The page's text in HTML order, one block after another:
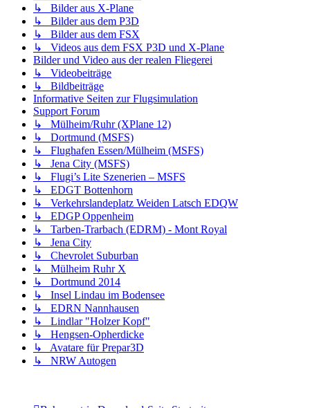
↳ Bilder aus X-Plane
↳ Bilder aus dem P3D
↳ Bilder aus dem FSX
↳ Videos aus dem FSX P3D und X-Plane
Bilder und Video aus der realen Fliegerei
↳ Videobeiträge
↳ Bildbeiträge
Informative Seiten zur Flugsimulation
Support Forum
↳ Mülheim/Ruhr (XPlane 12)
↳ Dortmund (MSFS)
↳ Flughafen Essen/Mülheim (MSFS)
↳ Jena City (MSFS)
↳ Flugi’s Lite Szenerien – MSFS
↳ EDGT Bottenhorn
↳ Verkehrslandeplatz Weiden Latsch EDQW
↳ EDGP Oppenheim
↳ Tarben-Trarbach (EDRM) - Mont Royal
↳ Jena City
↳ Chevrolet Suburban
↳ Mülheim Ruhr X
↳ Dortmund 2014
↳ Insel Lindau im Bodensee
↳ EDRN Nannhausen
↳ Lindlar "Holzer Kopf"
↳ Hengsen-Opherdicke
↳ Avatare für Prepar3D
↳ NRW Autogen